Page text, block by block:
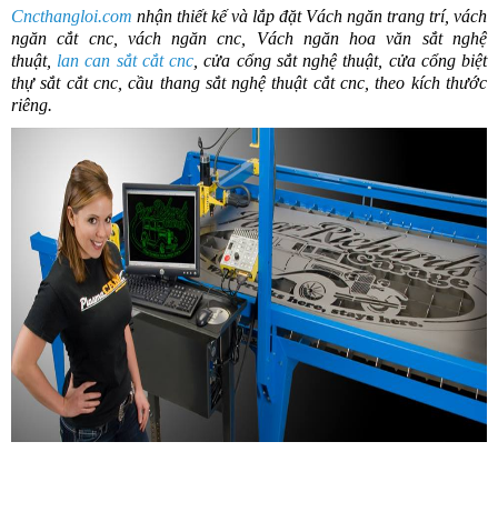
Cncthangloi.com nhận thiết kế và lắp đặt Vách ngăn trang trí, vách
ngăn cắt cnc, vách ngăn cnc, Vách ngăn hoa văn sắt nghệ
thuật, lan can sắt cắt cnc , cửa cổng sắt nghệ thuật, cửa cổng biệt
thự sắt cắt cnc, cầu thang sắt nghệ thuật cắt cnc, theo kích thước
riêng.